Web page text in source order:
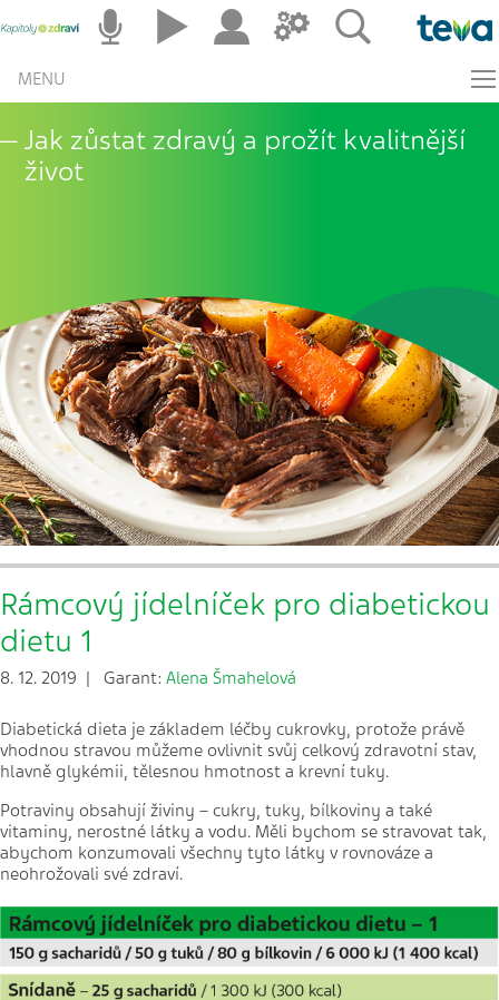
MENU
Jak zůstat zdravý a prožít kvalitnější
život
Rámcový jídelníček pro diabetickou
dietu 1
8. 12. 2019 | Garant: Alena Šmahelová
Diabetická dieta je základem léčby cukrovky, protože právě
vhodnou stravou můžeme ovlivnit svůj celkový zdravotní stav,
hlavně glykémii, tělesnou hmotnost a krevní tuky.
Potraviny obsahují živiny – cukry, tuky, bílkoviny a také
vitaminy, nerostné látky a vodu. Měli bychom se stravovat tak,
abychom konzumovali všechny tyto látky v rovnováze a
neohrožovali své zdraví.